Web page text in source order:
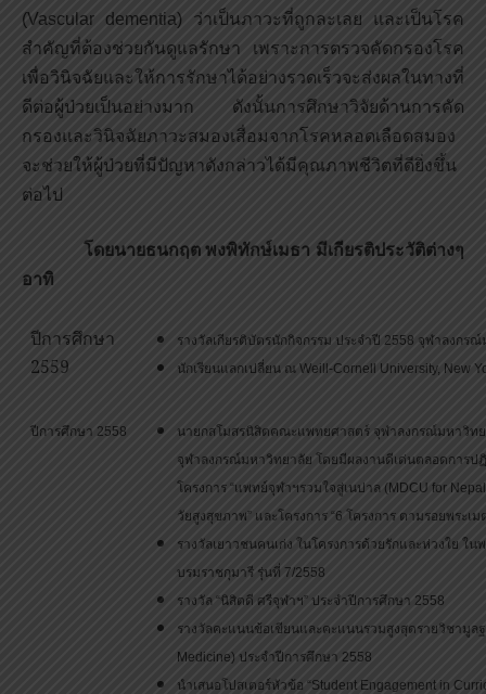
(Vascular dementia) ว่าเป็นภาวะที่ถูกละเลย และเป็นโรค
สำคัญที่ต้องช่วยกันดูแลรักษา เพราะการตรวจคัดกรองโรค
เพื่อวินิจฉัยและให้การรักษาได้อย่างรวดเร็วจะส่งผลในทางที่
ดีต่อผู้ป่วยเป็นอย่างมาก ดังนั้นการศึกษาวิจัยด้านการคัด
กรองและวินิจฉัยภาวะสมองเสื่อมจากโรคหลอดเลือดสมอง
จะช่วยให้ผู้ป่วยที่มีปัญหาดังกล่าวได้มีคุณภาพชีวิตที่ดียิ่งขึ้น
ต่อไป
โดยนายธนกฤต พงพิทักษ์เมธา มีเกียรติประวัติต่างๆ
อาทิ
ปีการศึกษา
2559
รางวัลเกียรติบัตรนักกิจกรรม ประจำปี 2558 จุฬาลงกร
นักเรียนแลกเปลี่ยน ณ Weill-Cornell University, New
ปีการศึกษา 2558
นายกสโมสรนิสิตคณะแพทยศาสตร์ จุฬาลงกรณ์มหาวิทย
จุฬาลงกรณ์มหาวิทยาลัย โดยมีผลงานดีเด่นตลอดการ
โครงการ “แพทย์จุฬาฯรวมใจสู่เนปาล (MDCU for
วัยสูงสุขภาพ” และโครงการ “6 โครงการ ตามรอยพระเ
รางวัลเยาวชนคนเก่ง ในโครงการด้วยรักและห่วงใย ใ
บรมราชกุมารี รุ่นที่ 7/2558
รางวัล “นิสิตดี ศรีจุฬาฯ” ประจำปีการศึกษา 2558
รางวัลคะแนนข้อเขียนและคะแนนรวมสูงสุดรายวิชามูล
Medicine) ประจำปีการศึกษา 2558
นำเสนอโปสเตอร์หัวข้อ “Student Engagement in